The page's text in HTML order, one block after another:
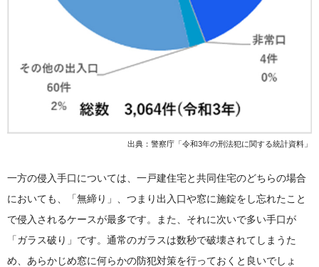
出典：警察庁「令和3年の刑法犯に関する統計資料」
一方の侵入手口については、一戸建住宅と共同住宅のどちらの場合
においても、「無締り」、つまり出入口や窓に施錠をし忘れたこと
で侵入されるケースが最多です。また、それに次いで多い手口が
「ガラス破り」です。通常のガラスは数秒で破壊されてしまうた
め、あらかじめ窓に何らかの防犯対策を行っておくと良いでしょ